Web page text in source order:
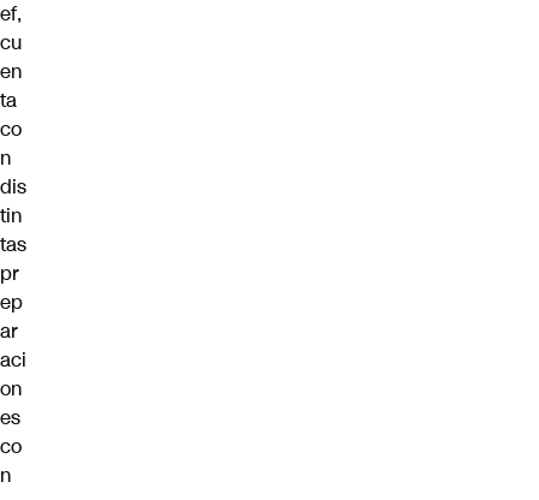
ef,
cu
en
ta
co
n
dis
tin
tas
pr
ep
ar
aci
on
es
co
n